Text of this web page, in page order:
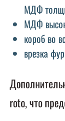
МДФ
МДФ
короб во
врезка
roto, что